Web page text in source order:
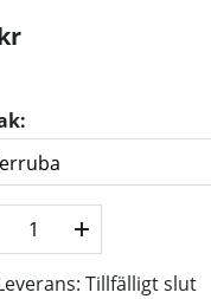
Tillfälligt slut